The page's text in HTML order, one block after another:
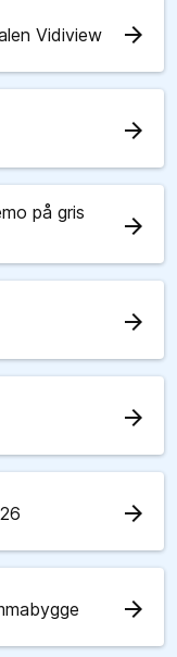
Vidiview arrow_forward
arrow_forward
på gris
arrow_forward
arrow_forward
arrow_forward
arrow_forward
arrow_forward